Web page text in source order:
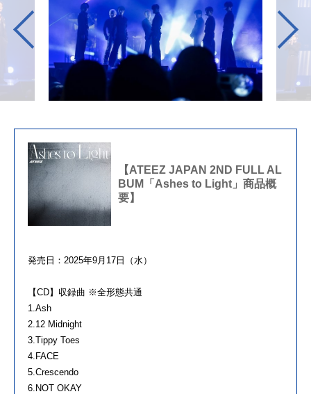
【ATEEZ JAPAN 2ND FULL AL
BUM「Ashes to Light」商品概
要】
発売日：2025年9月17日（水）
【CD】収録曲 ※全形態共通
1.Ash
2.12 Midnight
3.Tippy Toes
4.FACE
5.Crescendo
6.NOT OKAY